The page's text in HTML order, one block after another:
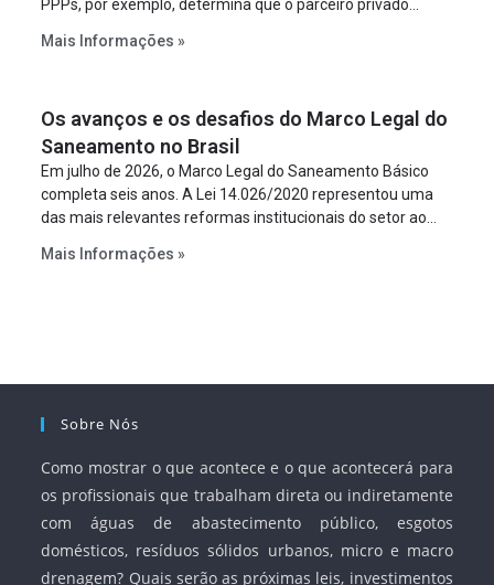
PPPs, por exemplo, determina que o parceiro privado
empreendimento. Ou seja, a suposta “fraude à licitação” é
projeto a projeto.
Mais Informações »
Os avanços e os desafios do Marco Legal do
Saneamento no Brasil
Em julho de 2026, o Marco Legal do Saneamento Básico
completa seis anos. A Lei 14.026/2020 representou uma
das mais relevantes reformas institucionais do setor ao
serviços, ampliar a participação da iniciativa privada,
Mais Informações »
Sobre Nós
Como mostrar o que acontece e o que acontecerá para
os profissionais que trabalham direta ou indiretamente
com águas de abastecimento público, esgotos
domésticos, resíduos sólidos urbanos, micro e macro
drenagem? Quais serão as próximas leis, investimentos